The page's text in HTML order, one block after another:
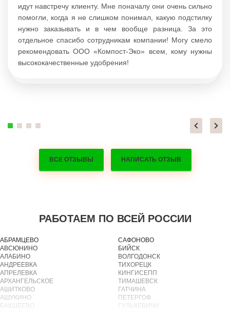
идут навстречу клиенту. Мне поначалу они очень сильно
помогли, когда я не слишком понимал, какую подстилку
нужно заказывать и в чем вообще разница. За это
отдельное спасибо сотрудникам компании! Могу смело
рекомендовать ООО «Компост-Эко» всем, кому нужны
высококачественные удобрения!
ВСЕ ОТЗЫВЫ НАПИСАТЬ ОТЗЫВ
РАБОТАЕМ ПО ВСЕЙ РОССИИ
АБРАМЦЕВО
АВСЮНИНО
АЛАБИНО
АНДРЕЕВКА
АПРЕЛЕВКА
АРХАНГЕЛЬСКОЕ
АШИТКОВО
АШУКИНО
БАКШЕЕВО
САФОНОВО
БИЙСК
ВОЛГОДОНСК
ТИХОРЕЦК
КИНГИСЕПП
ТИМАШЕВСК
ГАТЧИНА
ПЕТЕРГОФ
ГУЛЬКЕВИЧИ